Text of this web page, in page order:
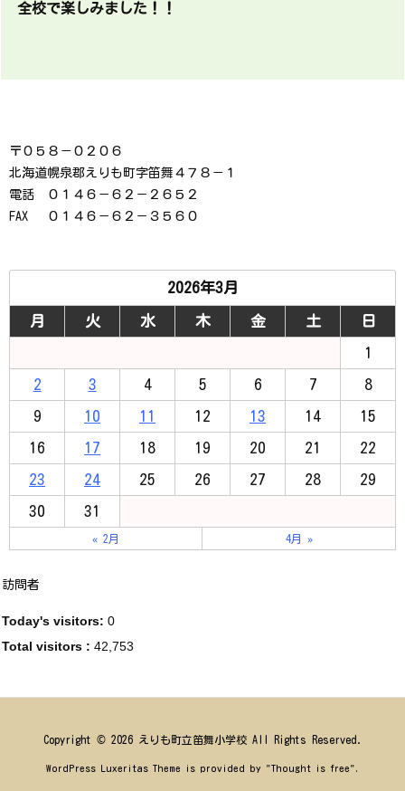
全校で楽しみました！！
〒０５８－０２０６
北海道幌泉郡えりも町字笛舞４７８－１
電話 ０１４６－６２－２６５２
FAX ０１４６－６２－３５６０
2026年3月
月 火 水 木 金 土 日
1
2 3 4 5 6 7 8
9 10 11 12 13 14 15
16 17 18 19 20 21 22
23 24 25 26 27 28 29
30 31
« 2月 4月 »
訪問者
Today's visitors: 0
Total visitors : 42,753
Copyright © 2026 えりも町立笛舞小学校All Rights Reserved.
WordPress Luxeritas Theme is provided by "Thought is free".